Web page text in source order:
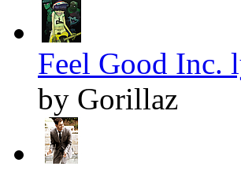
Feel Good Inc.
by Gorillaz